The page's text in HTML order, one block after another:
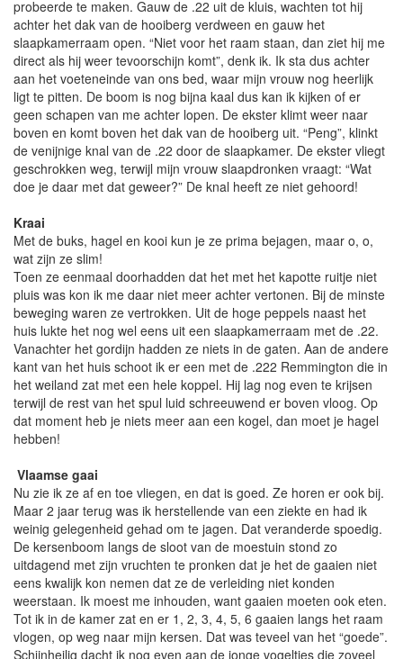
probeerde te maken. Gauw de .22 uit de kluis, wachten tot hij
achter het dak van de hooiberg verdween en gauw het
slaapkamerraam open. “Niet voor het raam staan, dan ziet hij me
direct als hij weer tevoorschijn komt”, denk ik. Ik sta dus achter
aan het voeteneinde van ons bed, waar mijn vrouw nog heerlijk
ligt te pitten. De boom is nog bijna kaal dus kan ik kijken of er
geen schapen van me achter lopen. De ekster klimt weer naar
boven en komt boven het dak van de hooiberg uit. “Peng”, klinkt
de venijnige knal van de .22 door de slaapkamer. De ekster vliegt
geschrokken weg, terwijl mijn vrouw slaapdronken vraagt: “Wat
doe je daar met dat geweer?” De knal heeft ze niet gehoord!
Kraai
Met de buks, hagel en kooi kun je ze prima bejagen, maar o, o,
wat zijn ze slim!
Toen ze eenmaal doorhadden dat het met het kapotte ruitje niet
pluis was kon ik me daar niet meer achter vertonen. Bij de minste
beweging waren ze vertrokken. Uit de hoge peppels naast het
huis lukte het nog wel eens uit een slaapkamerraam met de .22.
Vanachter het gordijn hadden ze niets in de gaten. Aan de andere
kant van het huis schoot ik er een met de .222 Remmington die in
het weiland zat met een hele koppel. Hij lag nog even te krijsen
terwijl de rest van het spul luid schreeuwend er boven vloog. Op
dat moment heb je niets meer aan een kogel, dan moet je hagel
hebben!
Vlaamse gaai
Nu zie ik ze af en toe vliegen, en dat is goed. Ze horen er ook bij.
Maar 2 jaar terug was ik herstellende van een ziekte en had ik
weinig gelegenheid gehad om te jagen. Dat veranderde spoedig.
De kersenboom langs de sloot van de moestuin stond zo
uitdagend met zijn vruchten te pronken dat je het de gaaien niet
eens kwalijk kon nemen dat ze de verleiding niet konden
weerstaan. Ik moest me inhouden, want gaaien moeten ook eten.
Tot ik in de kamer zat en er 1, 2, 3, 4, 5, 6 gaaien langs het raam
vlogen, op weg naar mijn kersen. Dat was teveel van het “goede”.
Schijnheilig dacht ik nog even aan de jonge vogeltjes die zoveel